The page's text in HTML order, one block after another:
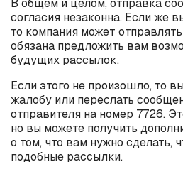
В общем и целом, отправка
согласия незаконна. Если же
то компания может
обязана предложить вам
будущих рассылок.
Если этого не произошло, то
жалобу или переслать
отправителя на номер 7726.
но вы можете получить
о том, что вам нужно сделать,
подобные рассылки.